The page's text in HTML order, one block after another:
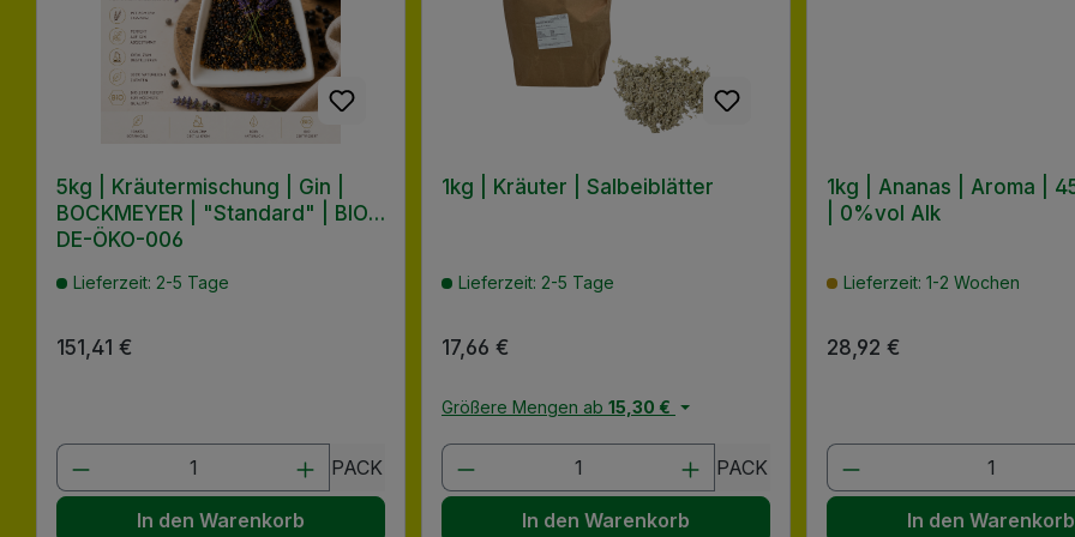
5kg | Kräutermischung | Gin |
BOCKMEYER | "Standard" | BIO |
DE-ÖKO-006
Lieferzeit: 2-5 Tage
Regulärer Preis:
151,41 €
Produkt Anzahl: Gib den gewünschten Wert ein oder benutze die
PACK
In den Warenkorb
1kg | Kräuter | Salbeiblätter
Lieferzeit: 2-5 Tage
Regulärer Preis:
17,66 €
Größere Mengen ab 15,30 €
Produkt Anzahl: Gib den gewünschten Wert
PACK
In den Warenkorb
1kg | Ananas | Aroma |
| 0%vol Alk
Lieferzeit: 1-2 Wochen
Regulärer Preis:
28,92 €
Produkt Anzahl:
In den Warenkorb